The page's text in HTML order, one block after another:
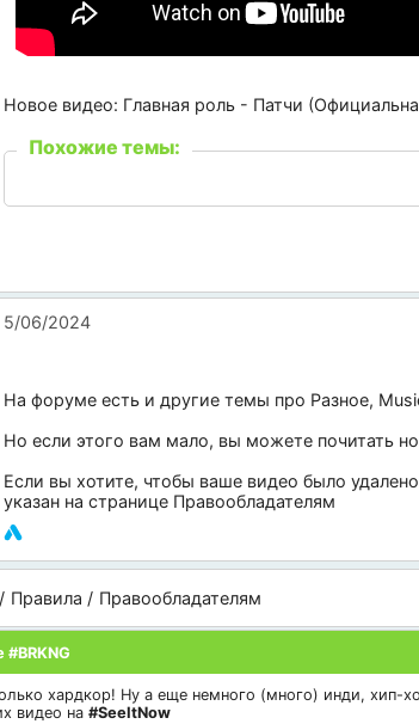
Новое видео: Главная роль - Патчи
Похожие темы:
5/06/2024
На форуме есть и другие темы про Разное,
Но если этого вам мало, вы можете почитать
Если вы хотите, чтобы ваше видео было
указан на странице Правообладателям
Правила Правообладателям
хардкор! Ну а еще немного (много) инди, хип-
видео на #SeeItNow